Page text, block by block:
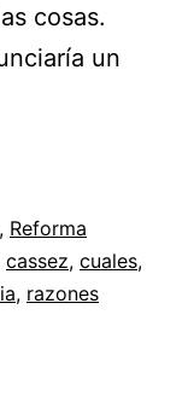
cosas.
un
, Reforma
cassez, cuales,
, razones